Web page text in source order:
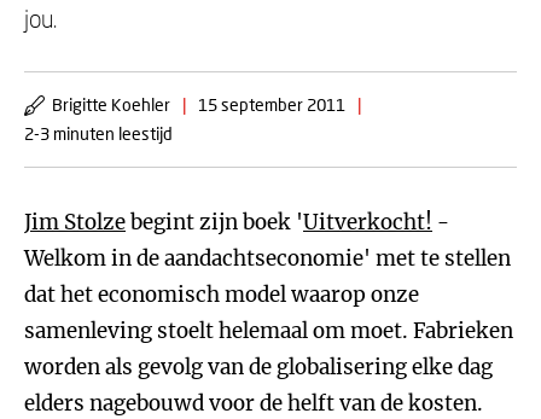
jou.
Brigitte Koehler | 15 september 2011
|
2-3 minuten leestijd
Jim Stolzebegint zijn boek 'Uitverkocht! -
Welkom in de aandachtseconomie' met te stellen
dat het economisch model waarop onze
samenleving stoelt helemaal om moet. Fabrieken
worden als gevolg van de globalisering elke dag
elders nagebouwd voor de helft van de kosten.